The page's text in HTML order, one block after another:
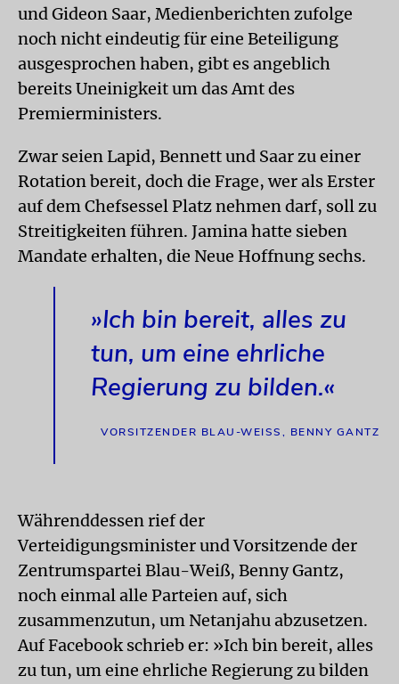
und Gideon Saar, Medienberichten zufolge
noch nicht eindeutig für eine Beteiligung
ausgesprochen haben, gibt es angeblich
bereits Uneinigkeit um das Amt des
Premierministers.
Zwar seien Lapid, Bennett und Saar zu einer
Rotation bereit, doch die Frage, wer als Erster
auf dem Chefsessel Platz nehmen darf, soll zu
Streitigkeiten führen. Jamina hatte sieben
Mandate erhalten, die Neue Hoffnung sechs.
»Ich bin bereit, alles zu
tun, um eine ehrliche
Regierung zu bilden.«
VORSITZENDER BLAU-WEISS, BENNY GANTZ
Währenddessen rief der
Verteidigungsminister und Vorsitzende der
Zentrumspartei Blau-Weiß, Benny Gantz,
noch einmal alle Parteien auf, sich
zusammenzutun, um Netanjahu abzusetzen.
Auf Facebook schrieb er: »Ich bin bereit, alles
zu tun, um eine ehrliche Regierung zu bilden